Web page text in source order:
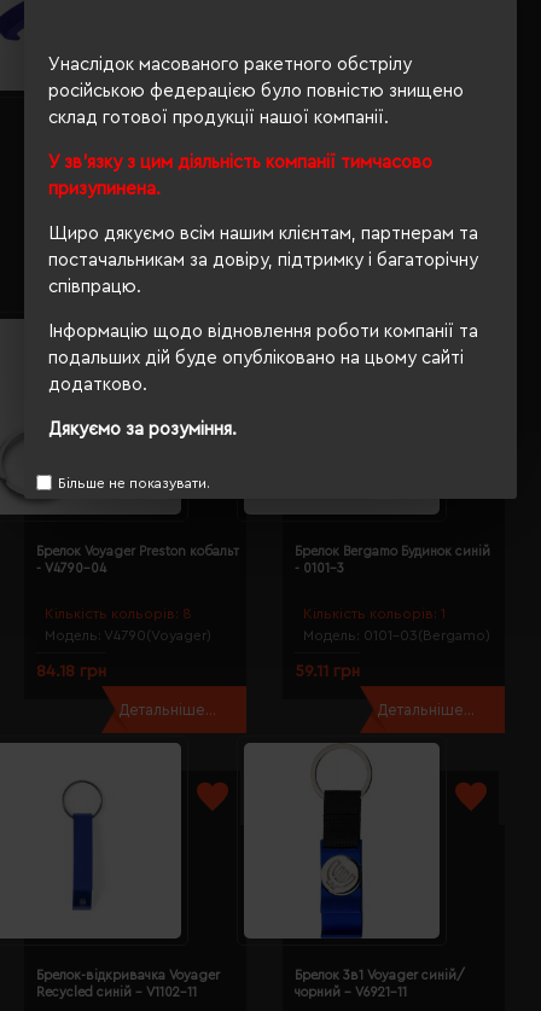
Унаслідок масованого ракетного обстрілу
російською федерацією було повністю знищено
склад готової продукції нашої компанії.
У зв'язку з цим діяльність компанії тимчасово
призупинена.
Щиро дякуємо всім нашим клієнтам, партнерам та
постачальникам за довіру, підтримку і багаторічну
співпрацю.
Інформацію щодо відновлення роботи компанії та
подальших дій буде опубліковано на цьому сайті
додатково.
Дякуємо за розуміння.
Більше не показувати.
Кількість кольорів:
Брелок-відкривачка Voyager
19.13 грн
Детальніше...
25.83 грн
Кількість кольорів: 8
Модель: V4790(Voyager)
Брелок Voyager Preston кобальт
- V4790-04
84.18 грн
Детальніше...
Кількість кольорів: 1
Модель: 0101-03(Bergamo)
Брелок Bergamo Будинок синій
- 0101-3
59.11 грн
Детальніше...
Брелок-відкривачка Voyager
Recycled синій - V1102-11
Брелок 3в1 Voyager синій/
чорний - V6921-11